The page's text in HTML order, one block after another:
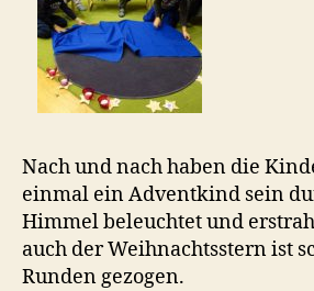
Nach und nach haben die
einmal ein Adventkind sein
Himmel beleuchtet und
auch der Weihnachtsstern ist
Runden gezogen.